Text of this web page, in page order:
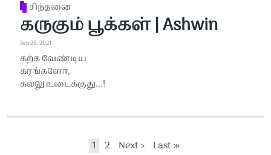
சிந்தனை
கருகும் பூக்கள் | Ashwin
Sep 29, 2021
கற்க வேண்டிய
கரங்களோ,
கல்லு உடைக்குது...!
Pagination
Current page
1 Page
2 Next page
Next › Last page
Last »